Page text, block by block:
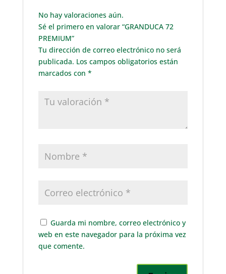
No hay valoraciones aún.
Sé el primero en valorar “GRANDUCA 72
PREMIUM”
Tu dirección de correo electrónico no será
publicada. Los campos obligatorios están
marcados con *
Guarda mi nombre, correo electrónico y
web en este navegador para la próxima vez
que comente.